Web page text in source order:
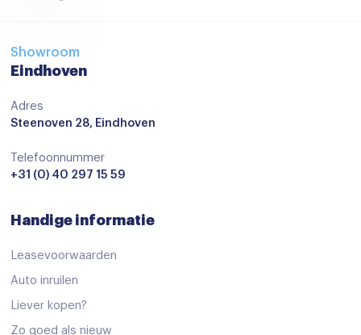
Audio installatie
Audio installatie premium
Audio installatie premium
Bluetooth telefoonvoorbereiding
Bluetooth telefoonvoorbereiding
Multimedia-voorbereiding
Multimedia systeem
Showroom
Eindhoven
Adres
Steenoven 28, Eindhoven
Telefoonnummer
+31 (0) 40 297 15 59
Handige informatie
Leasevoorwaarden
Auto inruilen
Liever kopen?
Zo goed als nieuw